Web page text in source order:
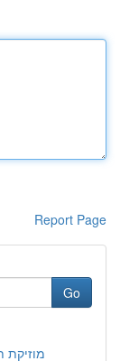
Report Page
Go
מוזיקת